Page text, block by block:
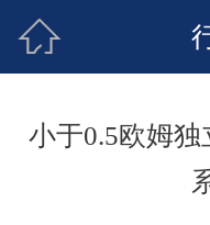

小于0.5欧姆